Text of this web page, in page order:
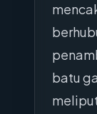
batu